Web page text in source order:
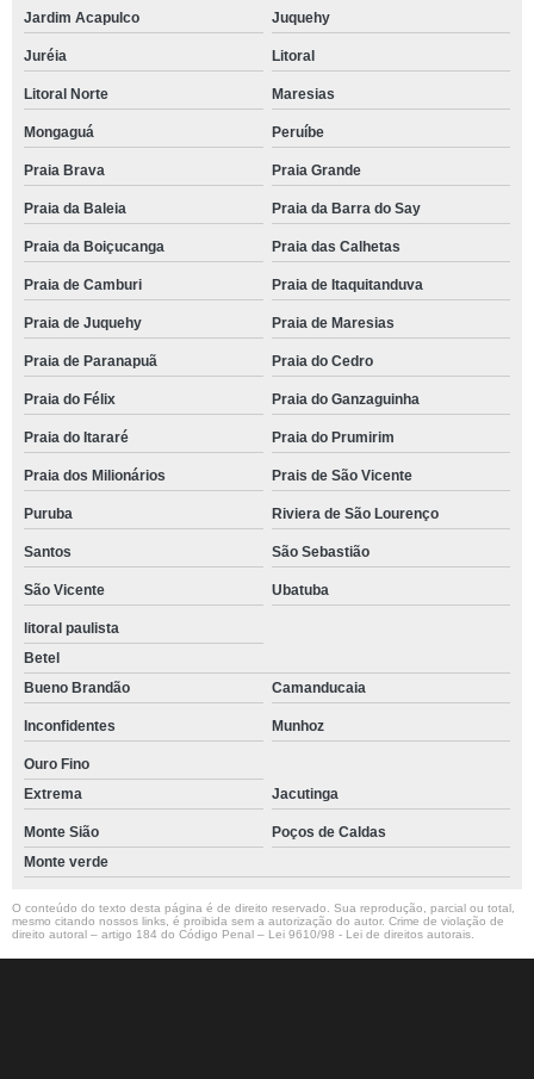
Jardim Acapulco Juquehy
Juréia Litoral
Litoral Norte Maresias
Mongaguá Peruíbe
Praia Brava Praia Grande
Praia da Baleia Praia da Barra do Say
Praia da Boiçucanga Praia das Calhetas
Praia de Camburi Praia de Itaquitanduva
Praia de Juquehy Praia de Maresias
Praia de Paranapuã Praia do Cedro
Praia do Félix Praia do Ganzaguinha
Praia do Itararé Praia do Prumirim
Praia dos Milionários Prais de São Vicente
Puruba Riviera de São Lourenço
Santos São Sebastião
São Vicente Ubatuba
litoral paulista
Betel
Bueno Brandão
Camanducaia
Inconfidentes Munhoz
Ouro Fino
Extrema
Jacutinga
Monte Sião
Poços de Caldas
Monte verde
O conteúdo do texto desta página é de direito reservado. Sua reprodução, parcial ou total,
mesmo citando nossos links, é proibida sem a autorização do autor. Crime de violação de
direito autoral – artigo 184 do Código Penal – Lei 9610/98 - Lei de direitos autorais